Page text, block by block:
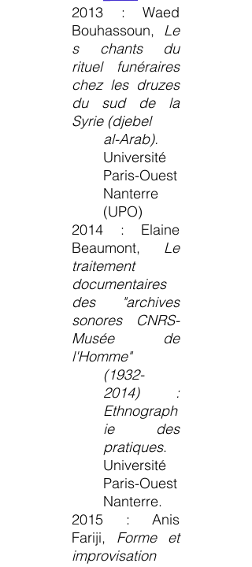
2013 : Waed
Bouhassoun, Le
s chants du
rituel funéraires
chez les druzes
du sud de la
Syrie (djebel
al-Arab).
Université
Paris-Ouest
Nanterre
(UPO)
2014 : Elaine
Beaumont, Le
traitement
documentaires
des "archives
sonores CNRS-
Musée de
l'Homme"
(1932-
2014):
Ethnograph
ie des
pratiques.
Université
Paris-Ouest
Nanterre.
2015 : Anis
Fariji, Forme et
improvisation